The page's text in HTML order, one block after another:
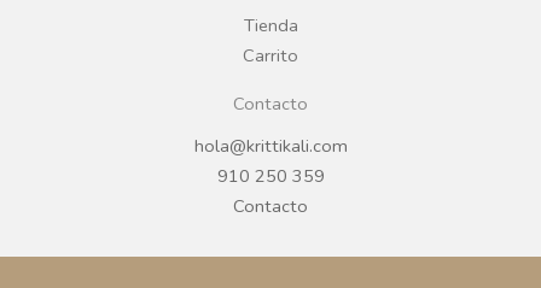
Tienda
Carrito
Contacto
hola@krittikali.com
910 250 359
Contacto